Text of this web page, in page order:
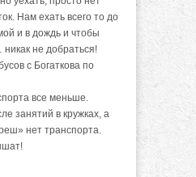
Нам ехать всего то до
и в дождь и чтобы
не добраться!
с Богаткова по
все меньше.
занятий в кружках, а
нет транспорта.